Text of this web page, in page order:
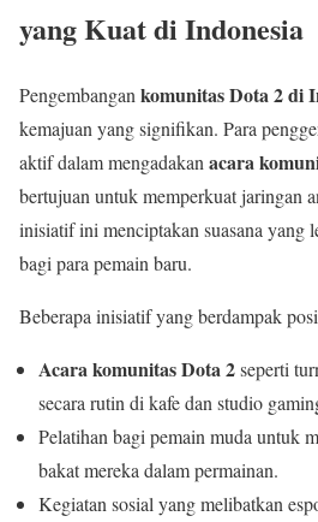
yang Kuat di Indonesia
Pengembangan komunitas Dota 2 di
kemajuan yang signifikan. Para
aktif dalam mengadakan acara
bertujuan untuk memperkuat jaringan
inisiatif ini menciptakan suasana yang
bagi para pemain baru.
Beberapa inisiatif yang berdampak
Acara komunitas Dota 2seperti
secara rutin di kafe dan studio
Pelatihan bagi pemain muda untuk
bakat mereka dalam permainan.
Kegiatan sosial yang melibatkan